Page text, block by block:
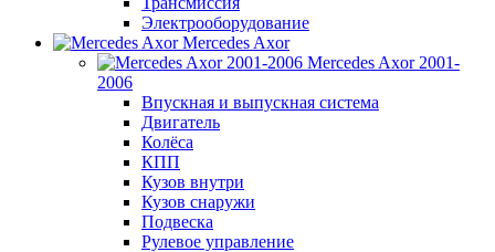
Электрооборудование
Mercedes Axor
Mercedes Axor 2001-
2006
Впускная и выпускная система
Двигатель
Колёса
КПП
Кузов внутри
Кузов снаружи
Подвеска
Рулевое управление